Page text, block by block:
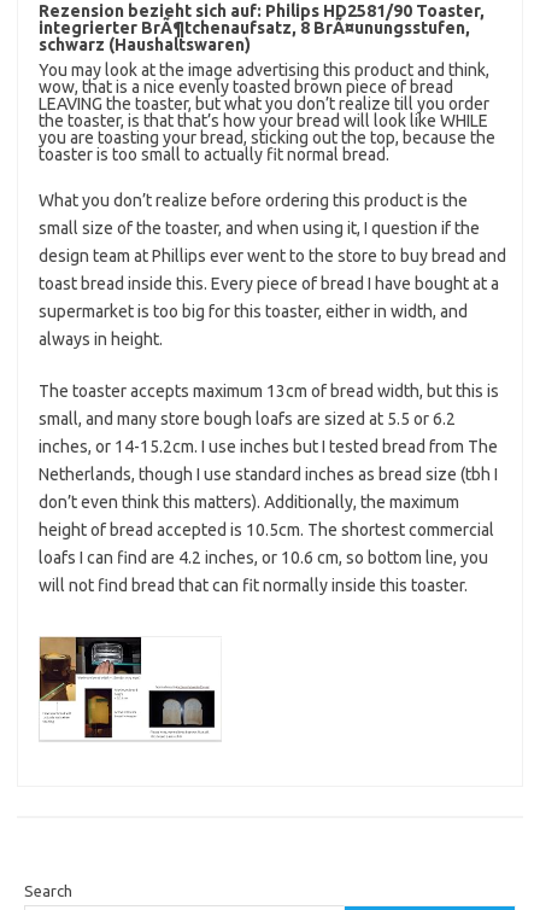
Rezension bezieht sich auf: Philips HD2581/90 Toaster,
integrierter BrÃ¶tchenaufsatz, 8 BrÃ¤unungsstufen,
schwarz (Haushaltswaren)
You may look at the image advertising this product and think,
wow, that is a nice evenly toasted brown piece of bread
LEAVING the toaster, but what you don’t realize till you order
the toaster, is that that’s how your bread will look like WHILE
you are toasting your bread, sticking out the top, because the
toaster is too small to actually fit normal bread.
What you don’t realize before ordering this product is the
small size of the toaster, and when using it, I question if the
design team at Phillips ever went to the store to buy bread and
toast bread inside this. Every piece of bread I have bought at a
supermarket is too big for this toaster, either in width, and
always in height.
The toaster accepts maximum 13cm of bread width, but this is
small, and many store bough loafs are sized at 5.5 or 6.2
inches, or 14-15.2cm. I use inches but I tested bread from The
Netherlands, though I use standard inches as bread size (tbh I
don’t even think this matters). Additionally, the maximum
height of bread accepted is 10.5cm. The shortest commercial
loafs I can find are 4.2 inches, or 10.6 cm, so bottom line, you
will not find bread that can fit normally inside this toaster.
Search